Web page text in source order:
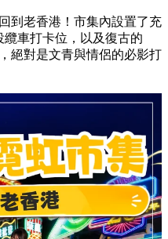
到老香港！市集內設置了充
車打卡位，以及復古的
絕對是文青與情侶的必影打